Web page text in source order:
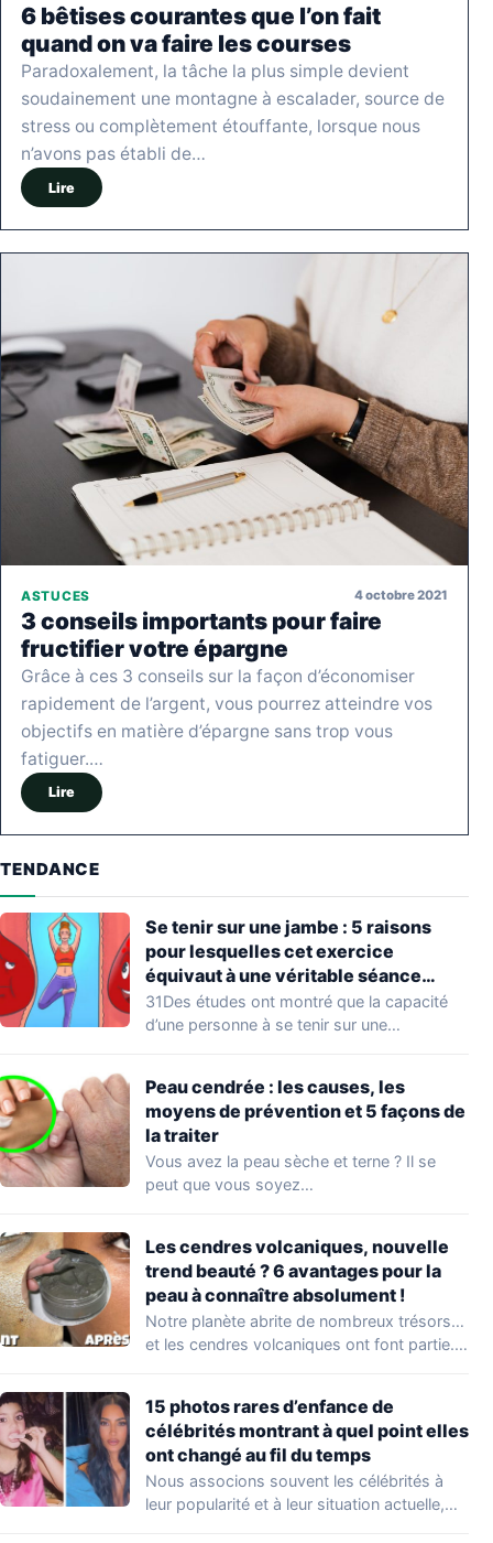
6 bêtises courantes que l’on fait
quand on va faire les courses
Paradoxalement, la tâche la plus simple devient
soudainement une montagne à escalader, source de
stress ou complètement étouffante, lorsque nous
n’avons pas établi de…
Lire
ASTUCES 4 octobre 2021
3 conseils importants pour faire
fructifier votre épargne
Grâce à ces 3 conseils sur la façon d’économiser
rapidement de l’argent, vous pourrez atteindre vos
objectifs en matière d’épargne sans trop vous
fatiguer.…
Lire
TENDANCE
Se tenir sur une jambe : 5 raisons
pour lesquelles cet exercice
équivaut à une véritable séance
d’entraînement
31Des études ont montré que la capacité
d’une personne à se tenir sur une…
Peau cendrée : les causes, les
moyens de prévention et 5 façons de
la traiter
Vous avez la peau sèche et terne ? Il se
peut que vous soyez…
Les cendres volcaniques, nouvelle
trend beauté ? 6 avantages pour la
peau à connaître absolument !
Notre planète abrite de nombreux trésors…
et les cendres volcaniques ont font partie.
15 photos rares d’enfance de
célébrités montrant à quel point elles
ont changé au fil du temps
Nous associons souvent les célébrités à
leur popularité et à leur situation actuelle,